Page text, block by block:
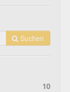
Suchen
10